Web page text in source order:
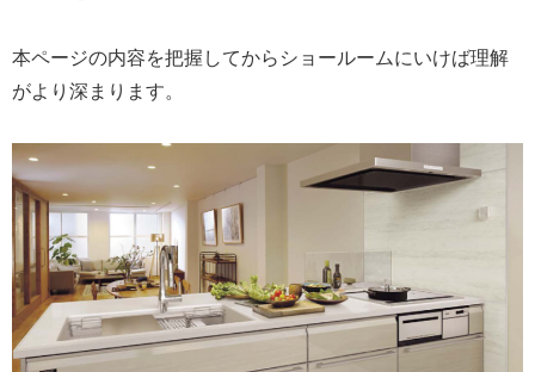
本ページの内容を把握してからショールームにいけば理解
がより深まります。